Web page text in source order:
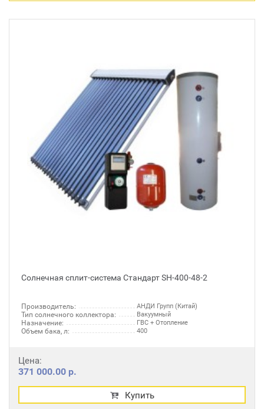
Солнечная сплит-система Стандарт SH-400-48-2
Производитель: АНДИ Групп (Китай)
Тип солнечного коллектора: Вакуумный
Назначение: ГВС + Отопление
Объем бака, л: 400
Цена:
371 000.00 р.
Купить